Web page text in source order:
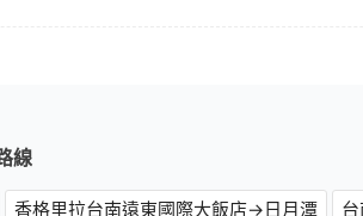
線
香格里拉台南遠東國際大飯店→日月潭